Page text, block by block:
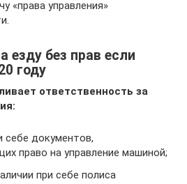
«права управления»
езду без прав если
году
ответственность за
себе документов,
право на управление машиной;
при себе полиса